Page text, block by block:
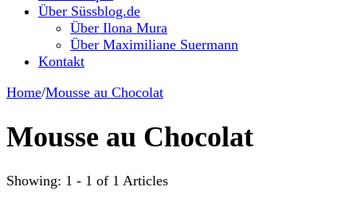
Über Süssblog.de
Über Ilona Mura
Über Maximiliane Suermann
Kontakt
Home/Mousse au Chocolat
Mousse au Chocolat
Showing: 1 - 1 of 1 Articles